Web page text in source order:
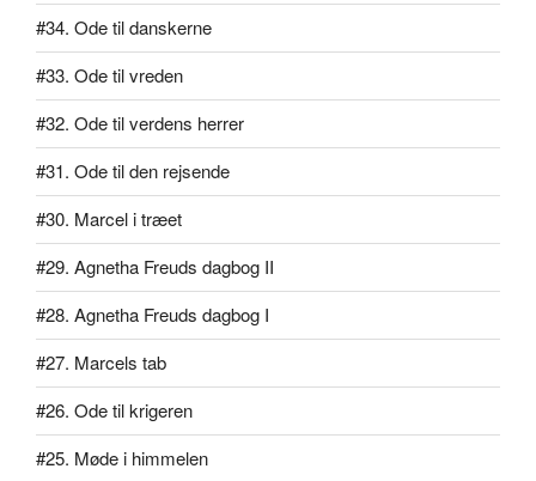
#34. Ode til danskerne
#33. Ode til vreden
#32. Ode til verdens herrer
#31. Ode til den rejsende
#30. Marcel i træet
#29. Agnetha Freuds dagbog II
#28. Agnetha Freuds dagbog I
#27. Marcels tab
#26. Ode til krigeren
#25. Møde i himmelen